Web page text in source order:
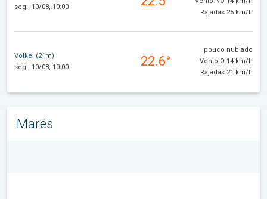
seg., 10/08, 10:00
Rajadas 25 km/h
Volkel (21m)
seg., 10/08, 10:00
22.6°
pouco nublado
Vento O 14 km/h
Rajadas 21 km/h
Marés